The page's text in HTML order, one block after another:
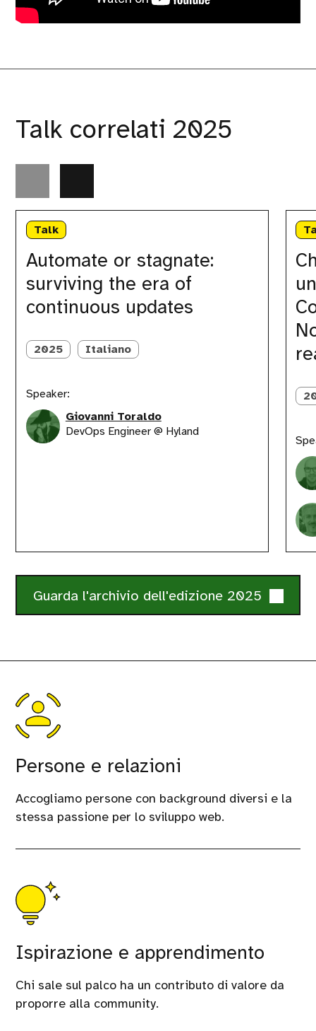
Talk correlati 2025
Talk
Automate or stagnate:
surviving the era of
continuous updates
Automate
stagnate:
surviving
continuous
2025
Italiano
Speaker:
Giovanni Toraldo
DevOps Engineer @ Hyland
Action:
Come
unire
tempo
reale
Guarda l'archivio dell'edizione 2025
Persone e relazioni
Accogliamo persone con background diversi e la
stessa passione per lo sviluppo web.
Ispirazione e apprendimento
Chi sale sul palco ha un contributo di valore da
proporre alla community.